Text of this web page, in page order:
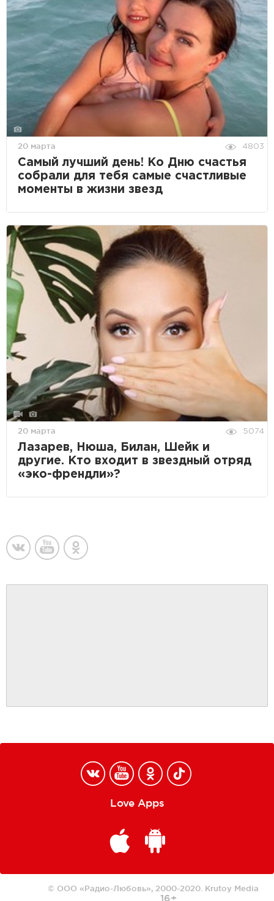
20 марта 4803
Самый лучший день! Ко Дню счастья
собрали для тебя самые счастливые
моменты в жизни звезд
20 марта 5074
Лазарев, Нюша, Билан, Шейк и
другие. Кто входит в звездный отряд
«эко-френдли»?
Love Apps
© ООО «Радио-Любовь», 2000-2020. Krutoy Media
16+